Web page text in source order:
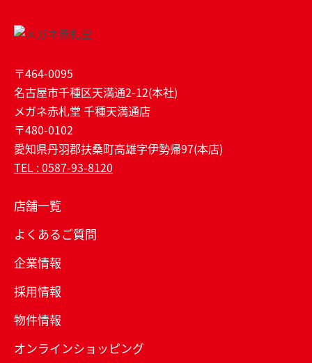
〒464-0095
名古屋市千種区天満通2-12(本社)
メガネ赤札堂 千種天満通店
〒480-0102
愛知県丹羽郡扶桑町高雄字伊勢帰97(本店)
TEL : 0587-93-8120
店舗一覧
よくあるご質問
企業情報
採用情報
物件情報
オンラインショッピング